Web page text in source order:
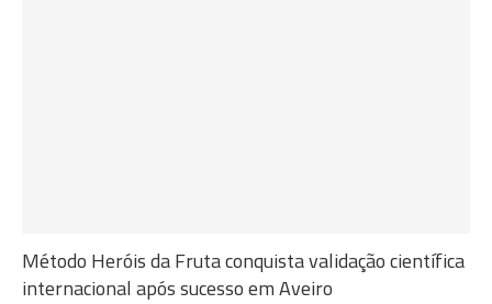
Método Heróis da Fruta conquista validação científica
internacional após sucesso em Aveiro